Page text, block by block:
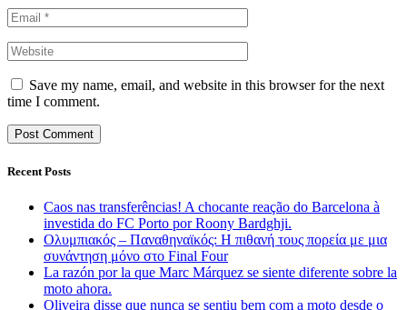
Save my name, email, and website in this browser for the next
time I comment.
Recent Posts
Caos nas transferências! A chocante reação do Barcelona à
investida do FC Porto por Roony Bardghji.
Ολυμπιακός – Παναθηναϊκός: Η πιθανή τους πορεία με μια
συνάντηση μόνο στο Final Four
La razón por la que Marc Márquez se siente diferente sobre la
moto ahora.
Oliveira disse que nunca se sentiu bem com a moto desde o